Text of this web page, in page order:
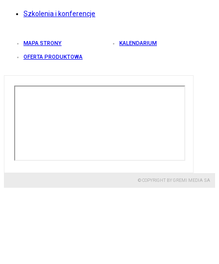
Szkolenia i konferencje
MAPA STRONY KALENDARIUM
OFERTA PRODUKTOWA
© COPYRIGHT BY GREMI MEDIA SA